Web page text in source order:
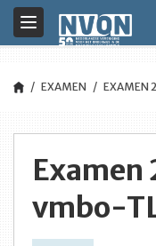
Toggle
navigation
EXAMEN EXAMEN
Examen
vmbo-